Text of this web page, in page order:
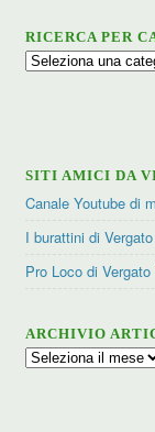
RICERCA PER
Ricerca
SITI AMICI DA
Canale Youtube di
I burattini di Vergato
Pro Loco di Vergato
ARCHIVIO
Archivio